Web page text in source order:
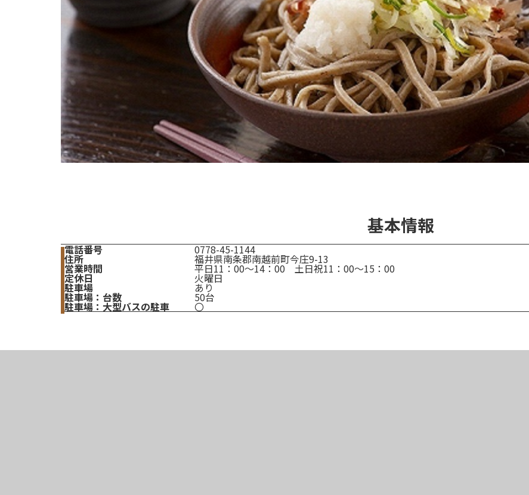
基本情報
電話番号 0778-45-1144
住所 福井県南条郡南越前町今庄9-13
営業時間 平日11：00～14：00 土日祝11：00～15：00
定休日 火曜日
駐車場 あり
駐車場：台数 50台
駐車場：大型バスの駐車 〇